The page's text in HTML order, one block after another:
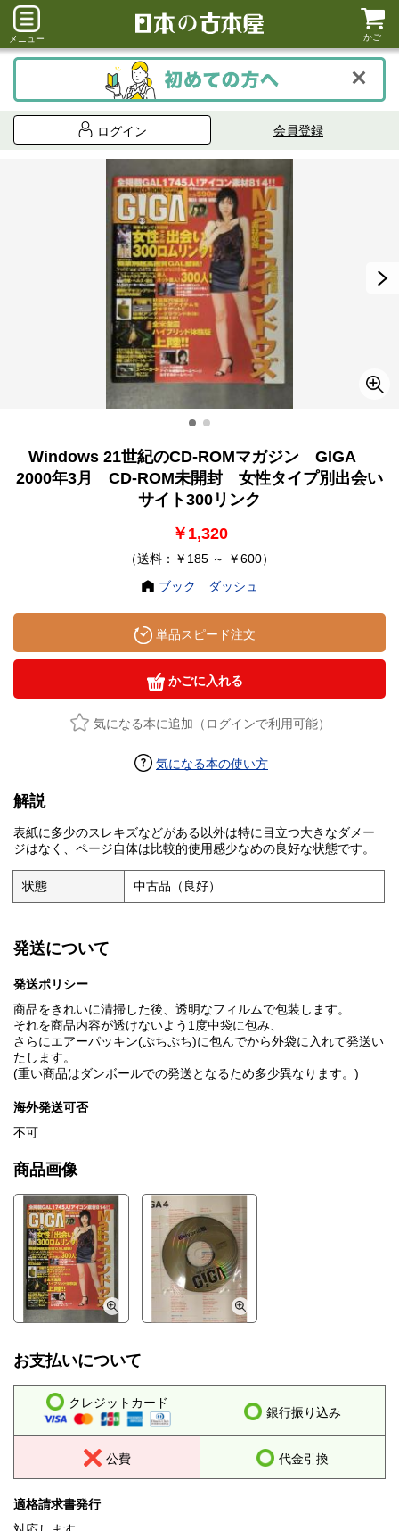
メニュー かご
ログイン 会員登録
Windows 21世紀のCD-ROMマガジン GIGA
2000年3月 CD-ROM未開封 女性タイプ別出会い
サイト300リンク
￥1,320
（送料：￥185 ～ ￥600）
ブック ダッシュ
単品スピード注文
かごに入れる
気になる本に追加（ログインで利用可能）
気になる本の使い方
解説
表紙に多少のスレキズなどがある以外は特に目立つ大きなダメー
ジはなく、ページ自体は比較的使用感少なめの良好な状態です。
状態 中古品（良好）
発送について
発送ポリシー
商品をきれいに清掃した後、透明なフィルムで包装します。
それを商品内容が透けないよう1度中袋に包み、
さらにエアーパッキン(ぷちぷち)に包んでから外袋に入れて発送い
たします。
(重い商品はダンボールでの発送となるため多少異なります。)
海外発送可否
不可
商品画像
お支払いについて
クレジットカード
銀行振り込み
公費 代金引換
適格請求書発行